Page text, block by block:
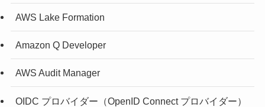
AWS Lake Formation
Amazon Q Developer
AWS Audit Manager
OIDC プロバイダー（OpenID Connect プロバイダー）